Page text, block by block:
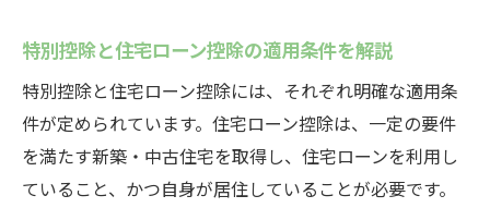
特別控除と住宅ローン控除の適用条件を解説
特別控除と住宅ローン控除には、それぞれ明確な適用条
件が定められています。住宅ローン控除は、一定の要件
を満たす新築・中古住宅を取得し、住宅ローンを利用し
ていること、かつ自身が居住していることが必要です。